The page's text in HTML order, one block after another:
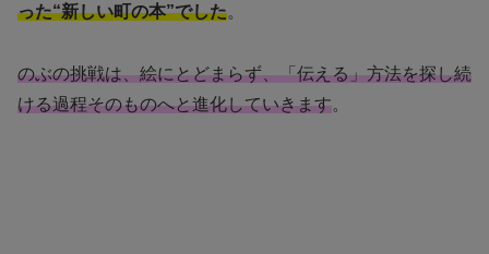
った“新しい町の本”でした。
のぶの挑戦は、絵にとどまらず、「伝える」方法を探し続
ける過程そのものへと進化していきます。